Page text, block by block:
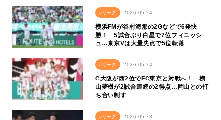
Jリーグ 2026.05.24
横浜FMが谷村海那の2Gなどで6発快
勝！ 5試合ぶり白星で7位フィニッシ
ュ…東京Vは大量失点で5位転落
Jリーグ 2026.05.24
C大阪が西2位でFC東京と対戦へ！ 横
山夢樹が2試合連続の2得点…岡山との打
ち合い制す
Jリーグ 2026.05.23